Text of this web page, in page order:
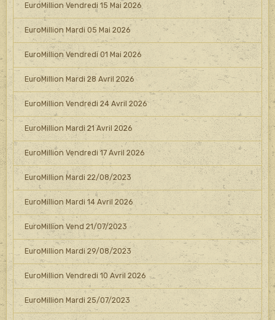
EuroMillion Vendredi 15 Mai 2026
EuroMillion Mardi 05 Mai 2026
EuroMillion Vendredi 01 Mai 2026
EuroMillion Mardi 28 Avril 2026
EuroMillion Vendredi 24 Avril 2026
EuroMillion Mardi 21 Avril 2026
EuroMillion Vendredi 17 Avril 2026
EuroMillion Mardi 22/08/2023
EuroMillion Mardi 14 Avril 2026
EuroMillion Vend 21/07/2023
EuroMillion Mardi 29/08/2023
EuroMillion Vendredi 10 Avril 2026
EuroMillion Mardi 25/07/2023